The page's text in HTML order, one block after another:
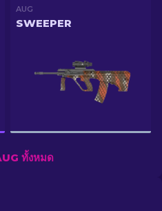
AUG
SWEEPER
ทั้งหมด